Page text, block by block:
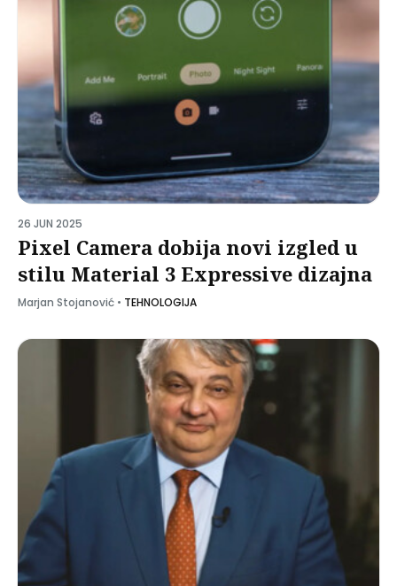
26 JUN 2025
Pixel Camera dobija novi izgled u
stilu Material 3 Expressive dizajna
Marjan Stojanović • TEHNOLOGIJA